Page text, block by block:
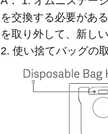
を交換する必要があ
を取り外して、新し
2. 使い捨てバッグの